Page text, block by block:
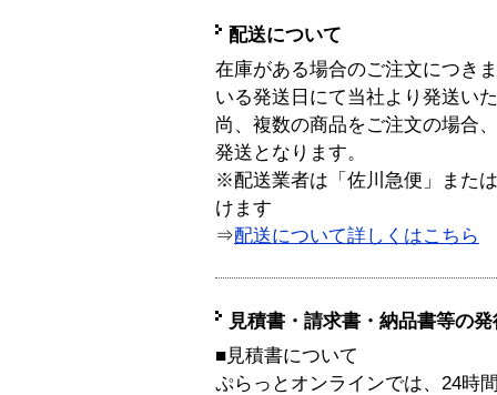
配送について
在庫がある場合のご注文につき
いる発送日にて当社より発送い
尚、複数の商品をご注文の場合
発送となります。
※配送業者は「佐川急便」また
けます
⇒配送について詳しくはこちら
見積書・請求書・納品書等の
■見積書について
ぷらっとオンラインでは、24時